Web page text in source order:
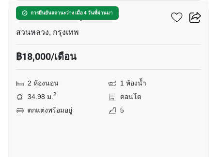
การยืนยันสถานะว่าง เมื่อ 4 วันที่ผ่านมา
ดิ ออริจิ้น อ่อนนุช
สวนหลวง, กรุงเทพ
฿18,000/เดือน
2 ห้องนอน
1 ห้องน้ำ
34.98 ม.2
คอนโด
ตกแต่งพร้อมอยู่
5